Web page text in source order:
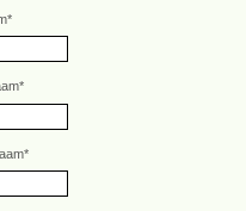
*
*
*